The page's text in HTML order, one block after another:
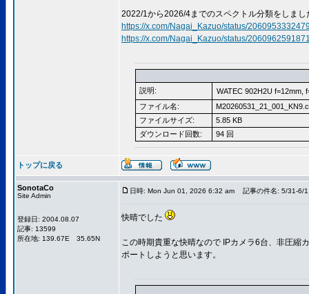
2022/1から2026/4までのスペクトル分類をしまし
https://x.com/Nagai_Kazuo/status/
https://x.com/Nagai_Kazuo/status/
説明:
WATEC 902H2U f=12mm,
ファイル名:
ファイルサイズ:
5.85 KB
ダウンロード回数:
94 回
トップに戻る
SonotaCo
Site Admin
登録日: 2004.08.07
記事: 13599
所在地: 139.67E 35.65N
日時: Mon Jun 01, 2026 6:32 am 記事の件名: 5/31-6/1
快晴でした
この時期貴重な快晴なので IPカメラ6台、非圧縮
ポートしようと思います。